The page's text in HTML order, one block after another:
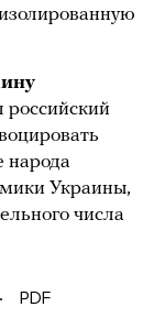
российский
народа
Украины,
числа
PDF